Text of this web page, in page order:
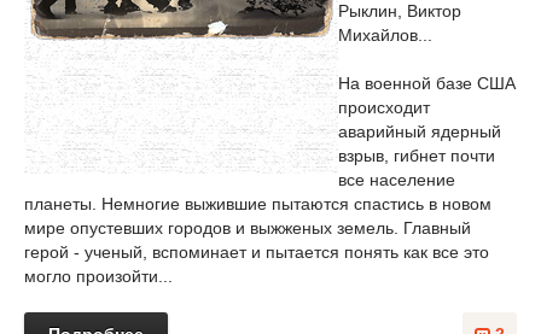
Рыклин, Виктор
Михайлов...
На военной базе США
происходит
аварийный ядерный
взрыв, гибнет почти
все население
планеты. Немногие выжившие пытаются спастись в новом
мире опустевших городов и выжженых земель. Главный
герой - ученый, вспоминает и пытается понять как все это
могло произойти...